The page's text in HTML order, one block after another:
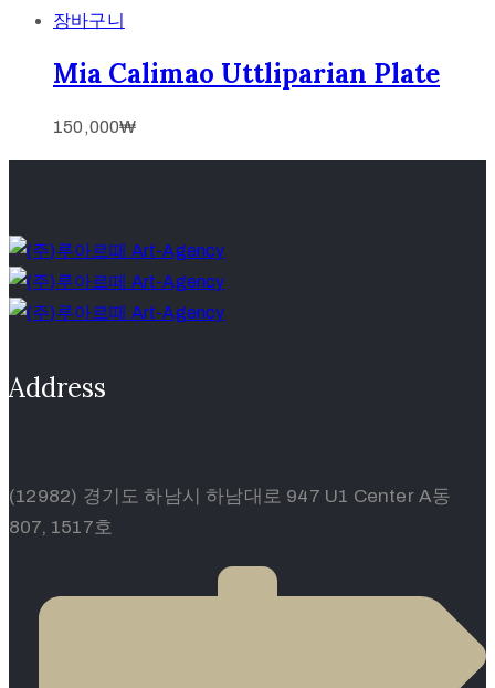
장바구니
Mia Calimao Uttliparian Plate
150,000₩
Address
(12982) 경기도 하남시 하남대로 947 U1 Center A동
807, 1517호